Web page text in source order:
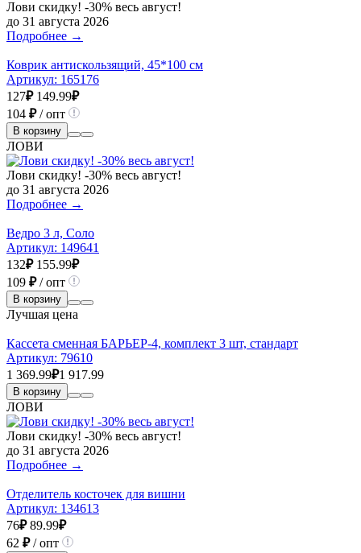
Лови скидку! -30% весь август!
до 31 августа 2026
Подробнее →
Коврик антискользящий, 45*100 см
Артикул: 165176
127₽ 149.99₽
104 ₽/ опт
В корзину
ЛОВИ
Лови скидку! -30% весь август!
до 31 августа 2026
Подробнее →
Ведро 3 л, Соло
Артикул: 149641
132₽ 155.99₽
109 ₽/ опт
В корзину
Лучшая цена
Кассета сменная БАРЬЕР-4, комплект 3 шт, стандарт
Артикул: 79610
1 369.99₽1 917.99
В корзину
ЛОВИ
Лови скидку! -30% весь август!
до 31 августа 2026
Подробнее →
Отделитель косточек для вишни
Артикул: 134613
76₽ 89.99₽
62 ₽/ опт